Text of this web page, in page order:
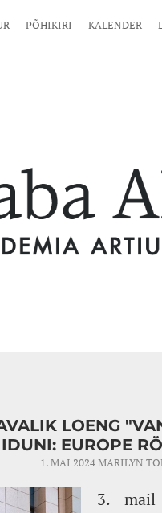
PÕHIKIRI KALENDER
LOENG
EUROPE
1. MAI 2024MARILYN
3. mail